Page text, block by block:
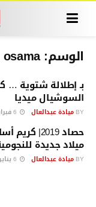
الوسم:
بـ إطلالة شتوية …
السوشيال ميديا
BY ميادة عبدالعال
حصاد 2019|
ميلاد جديدة
BY ميادة عبدالعال